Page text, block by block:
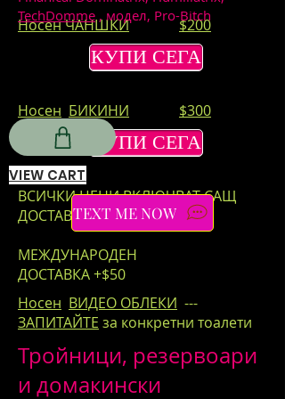
Носен ЧАНШКИ $200
КУПИ СЕГА
Носен БИКИНИ $300
КУПИ СЕГА
ВСИЧКИ ЦЕНИ ВКЛЮЧВАТ САЩ
ДОСТАВКА
МЕЖДУНАРОДЕН
ДОСТАВКА +$50
Носен ВИДЕО ОБЛЕКИ ---
ЗАПИТАЙТЕ за конкретни тоалети
Тройници, резервоари
и домакински
TechDomme, модел, Pro-Bitch
VIEW CART
TEXT ME NOW